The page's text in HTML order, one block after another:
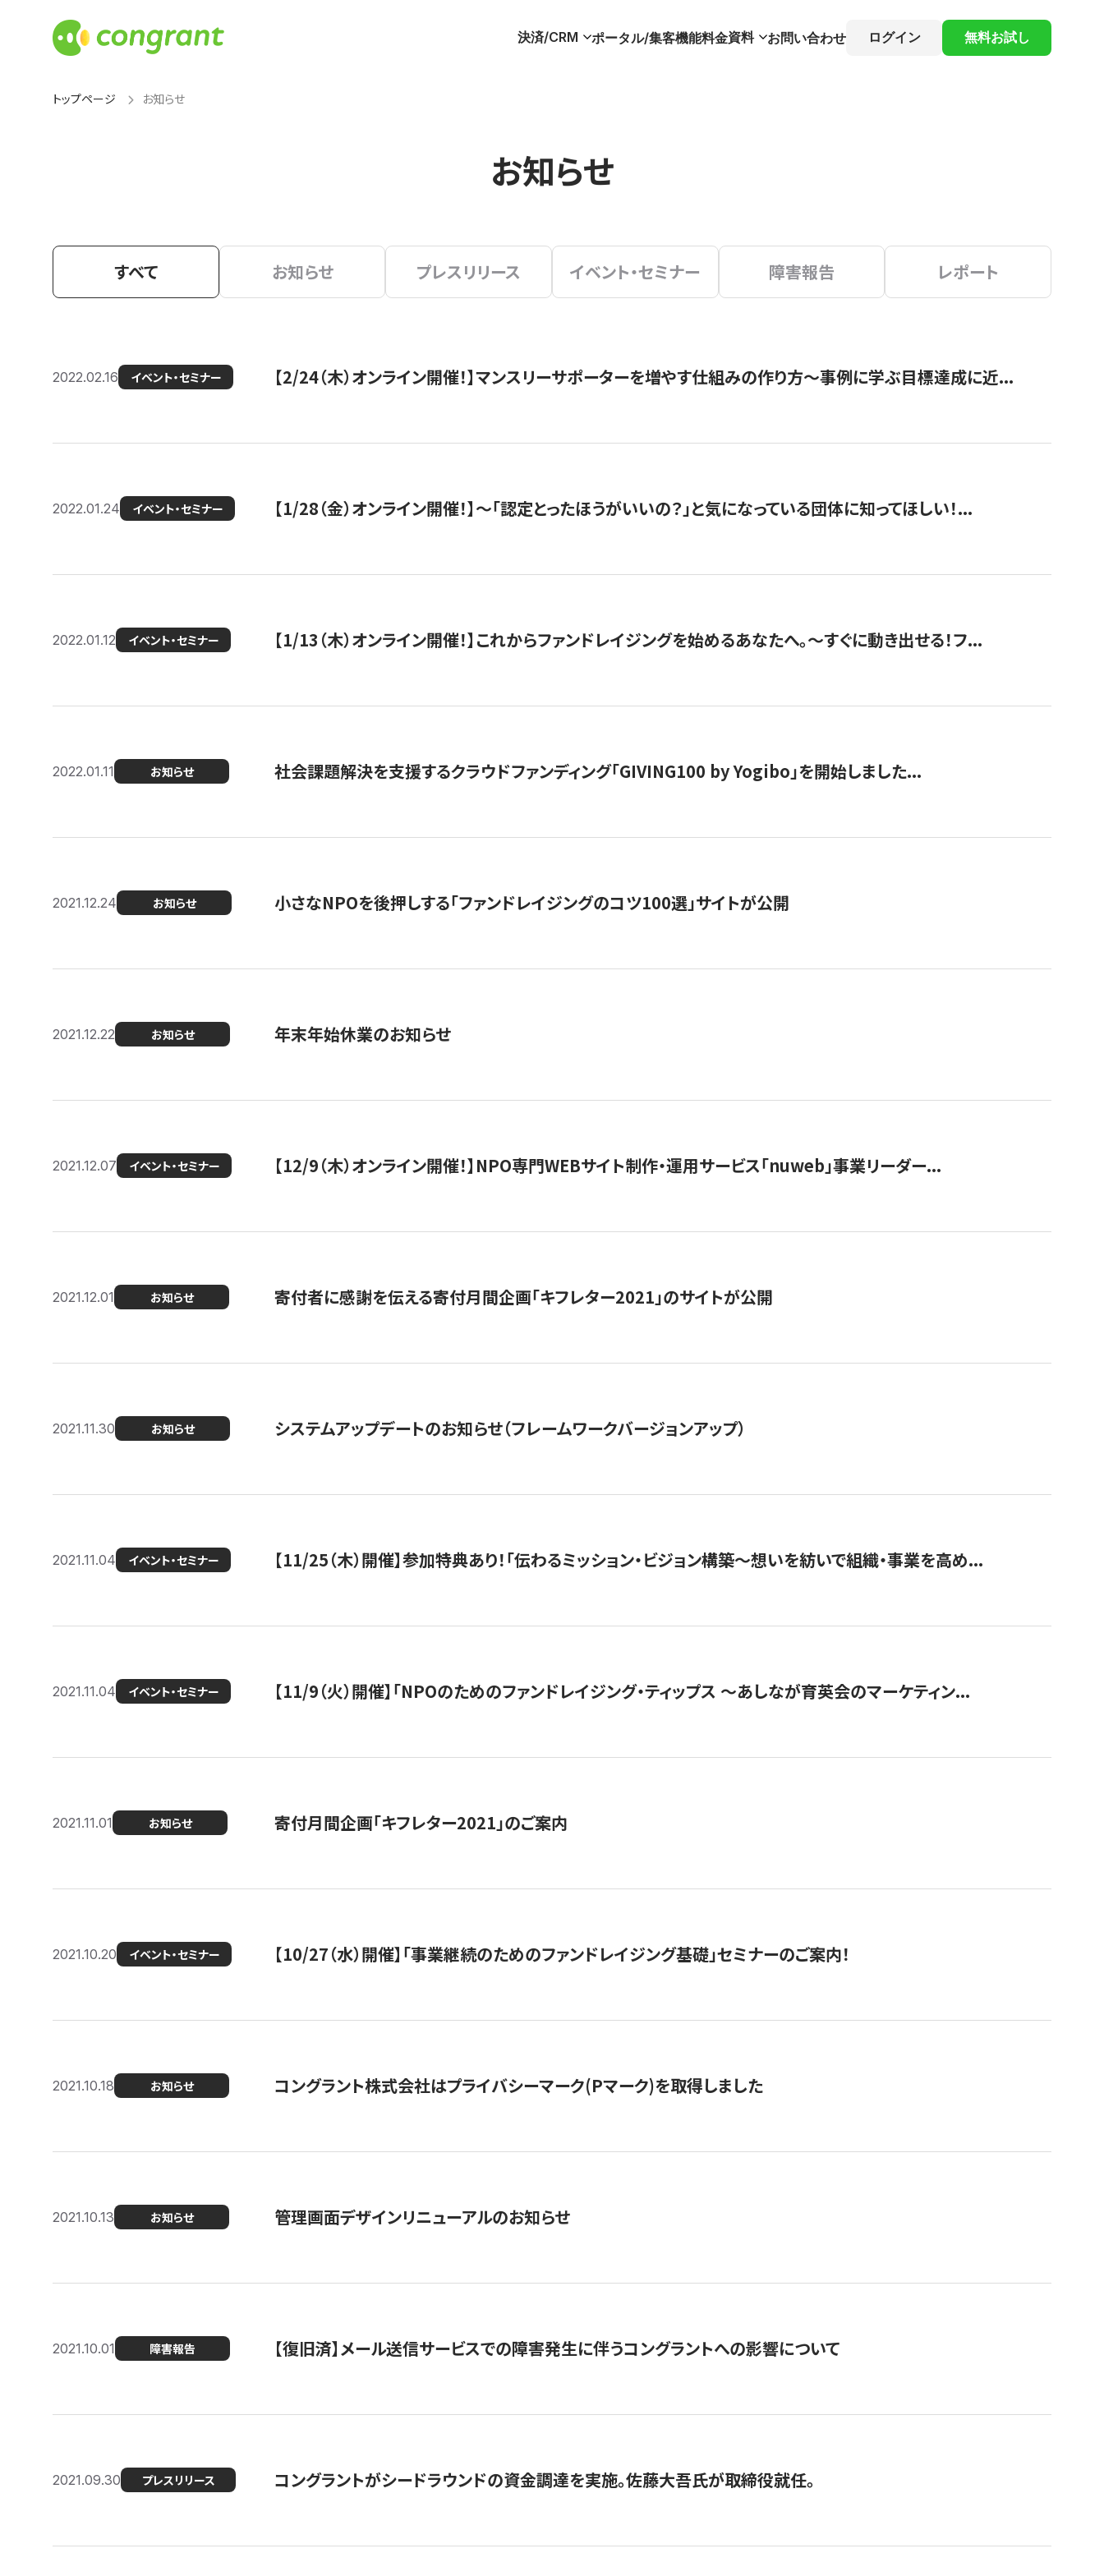
決済/CRM ポータル/集客機能料金資料 お問い合わせ ログイン 無料お試し
トップページ お知らせ
お知らせ
すべて お知らせ プレスリリース イベント・セミナー 障害報告 レポート
2022.02.16 イベント・セミナー 【2/24（木）オンライン開催！】マンスリーサポーターを増やす仕組みの作り方〜事例に学ぶ目標達成に近...
2022.01.24 イベント・セミナー 【1/28（金）オンライン開催！】〜「認定とったほうがいいの？」と気になっている団体に知ってほしい！...
2022.01.12 イベント・セミナー 【1/13（木）オンライン開催！】これからファンドレイジングを始めるあなたへ。〜すぐに動き出せる！フ...
2022.01.11 お知らせ 社会課題解決を支援するクラウドファンディング「GIVING100 by Yogibo」を開始しました...
2021.12.24 お知らせ 小さなNPOを後押しする「ファンドレイジングのコツ100選」サイトが公開
2021.12.22 お知らせ 年末年始休業のお知らせ
2021.12.07 イベント・セミナー 【12/9（木）オンライン開催！】NPO専門WEBサイト制作・運用サービス「nuweb」事業リーダー...
2021.12.01 お知らせ 寄付者に感謝を伝える寄付月間企画「キフレター2021」のサイトが公開
2021.11.30 お知らせ システムアップデートのお知らせ（フレームワークバージョンアップ）
2021.11.04 イベント・セミナー 【11/25（木）開催】参加特典あり！「伝わるミッション・ビジョン構築〜想いを紡いで組織・事業を高め...
2021.11.04 イベント・セミナー 【11/9（火）開催】「NPOのためのファンドレイジング・ティップス 〜あしなが育英会のマーケティン...
2021.11.01 お知らせ 寄付月間企画「キフレター2021」のご案内
2021.10.20 イベント・セミナー 【10/27（水）開催】「事業継続のためのファンドレイジング基礎」セミナーのご案内！
2021.10.18 お知らせ コングラント株式会社はプライバシーマーク(Pマーク)を取得しました
2021.10.13 お知らせ 管理画面デザインリニューアルのお知らせ
2021.10.01 障害報告 【復旧済】メール送信サービスでの障害発生に伴うコングラントへの影響について
2021.09.30 プレスリリース コングラントがシードラウンドの資金調達を実施。佐藤大吾氏が取締役就任。